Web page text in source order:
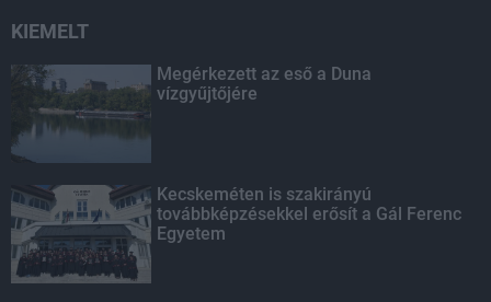
KIEMELT
Megérkezett az eső a Duna
vízgyűjtőjére
Kecskeméten is szakirányú
továbbképzésekkel erősít a Gál Ferenc
Egyetem